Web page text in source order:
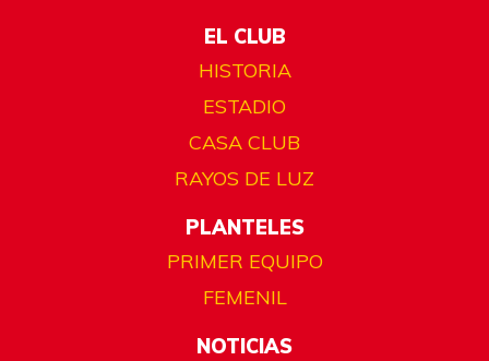
EL CLUB
HISTORIA
ESTADIO
CASA CLUB
RAYOS DE LUZ
PLANTELES
PRIMER EQUIPO
FEMENIL
NOTICIAS